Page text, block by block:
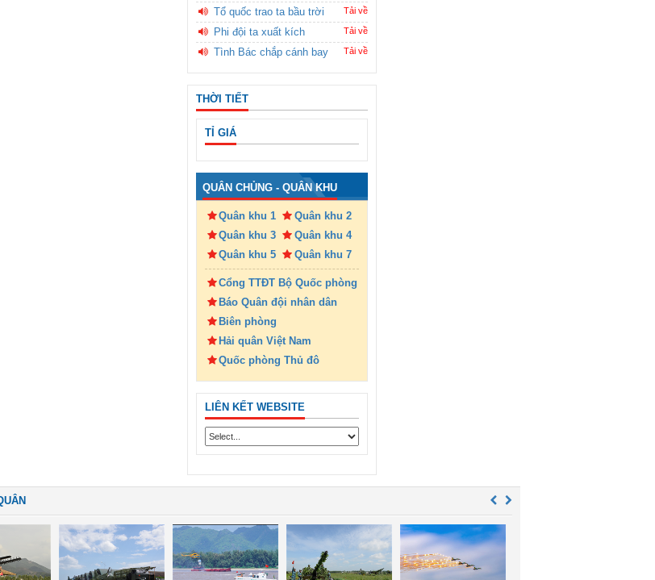
Tổ quốc trao ta bầu trời Tải về
Phi đội ta xuất kích Tải về
Tình Bác chắp cánh bay Tải về
THỜI TIẾT
TỈ GIÁ
QUÂN CHỦNG - QUÂN KHU
Quân khu 1
Quân khu 2
Quân khu 3
Quân khu 4
Quân khu 5
Quân khu 7
Cổng TTĐT Bộ Quốc phòng
Báo Quân đội nhân dân
Biên phòng
Hải quân Việt Nam
Quốc phòng Thủ đô
LIÊN KẾT WEBSITE